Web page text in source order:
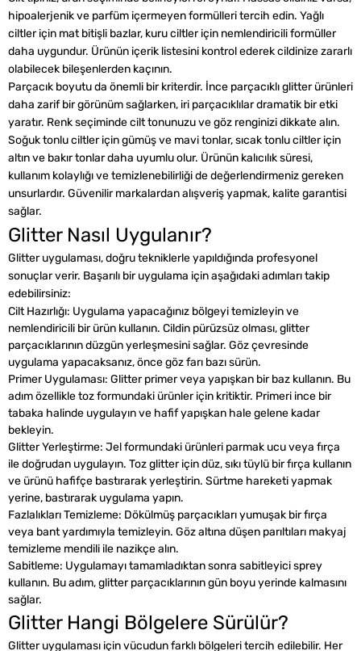
hipoalerjenik ve parfüm içermeyen formülleri tercih edin. Yağlı
ciltler için mat bitişli bazlar, kuru ciltler için nemlendiricili formüller
daha uygundur. Ürünün içerik listesini kontrol ederek cildinize zararlı
olabilecek bileşenlerden kaçının.
Parçacık boyutu da önemli bir kriterdir. İnce parçacıklı glitter ürünleri
daha zarif bir görünüm sağlarken, iri parçacıklılar dramatik bir etki
yaratır. Renk seçiminde cilt tonunuzu ve göz renginizi dikkate alın.
Soğuk tonlu ciltler için gümüş ve mavi tonlar, sıcak tonlu ciltler için
altın ve bakır tonlar daha uyumlu olur. Ürünün kalıcılık süresi,
kullanım kolaylığı ve temizlenebilirliği de değerlendirmeniz gereken
unsurlardır. Güvenilir markalardan alışveriş yapmak, kalite garantisi
sağlar.
Glitter Nasıl Uygulanır?
Glitter uygulaması, doğru tekniklerle yapıldığında profesyonel
sonuçlar verir. Başarılı bir uygulama için aşağıdaki adımları takip
edebilirsiniz:
Cilt Hazırlığı: Uygulama yapacağınız bölgeyi temizleyin ve
nemlendiricili bir ürün kullanın. Cildin pürüzsüz olması, glitter
parçacıklarının düzgün yerleşmesini sağlar. Göz çevresinde
uygulama yapacaksanız, önce göz farı bazı sürün.
Primer Uygulaması: Glitter primer veya yapışkan bir baz kullanın. Bu
adım özellikle toz formundaki ürünler için kritiktir. Primeri ince bir
tabaka halinde uygulayın ve hafif yapışkan hale gelene kadar
bekleyin.
Glitter Yerleştirme: Jel formundaki ürünleri parmak ucu veya fırça
ile doğrudan uygulayın. Toz glitter için düz, sıkı tüylü bir fırça kullanın
ve ürünü hafifçe bastırarak yerleştirin. Sürtme hareketi yapmak
yerine, bastırarak uygulama yapın.
Fazlalıkları Temizleme: Dökülmüş parçacıkları yumuşak bir fırça
veya bant yardımıyla temizleyin. Göz altına düşen parıltıları makyaj
temizleme mendili ile nazikçe alın.
Sabitleme: Uygulamayı tamamladıktan sonra sabitleyici sprey
kullanın. Bu adım, glitter parçacıklarının gün boyu yerinde kalmasını
sağlar.
Glitter Hangi Bölgelere Sürülür?
Glitter uygulaması için vücudun farklı bölgeleri tercih edilebilir. Her